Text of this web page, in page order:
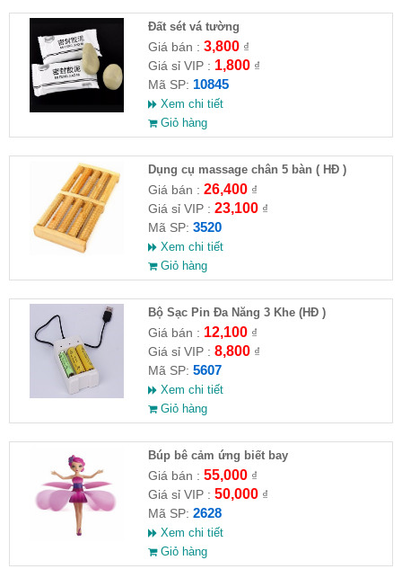
Đất sét vá tường
Giá bán : 3,800₫
Giá sỉ VIP : 1,800₫
Mã SP: 10845
Xem chi tiết
Giỏ hàng
Dụng cụ massage chân 5 bàn ( HĐ )
Giá bán : 26,400₫
Giá sỉ VIP : 23,100₫
Mã SP: 3520
Xem chi tiết
Giỏ hàng
Bộ Sạc Pin Đa Năng 3 Khe (HĐ )
Giá bán : 12,100₫
Giá sỉ VIP : 8,800₫
Mã SP: 5607
Xem chi tiết
Giỏ hàng
​Búp bê cảm ứng biết bay
Giá bán : 55,000₫
Giá sỉ VIP : 50,000₫
Mã SP: 2628
Xem chi tiết
Giỏ hàng